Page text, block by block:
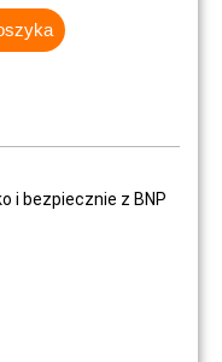
i bezpiecznie z BNP